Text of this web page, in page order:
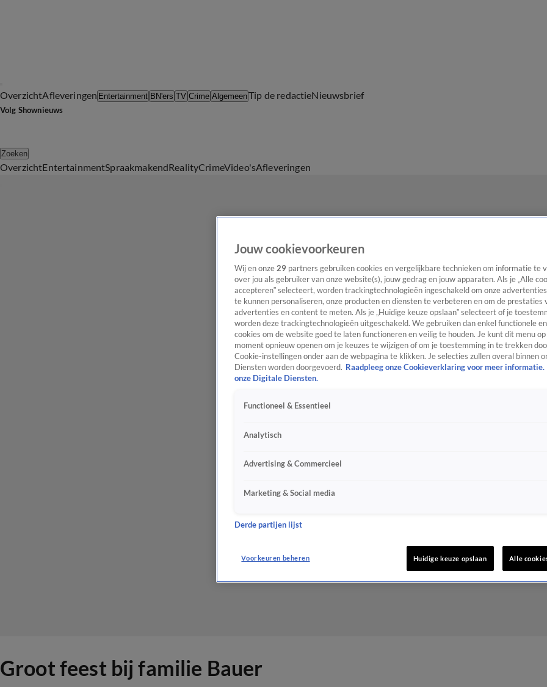
OverzichtAfleveringen Entertainment BN'ers TV Crime AlgemeenTip de redactieNieuwsbrief
Volg Shownieuws
Zoeken
OverzichtEntertainmentSpraakmakendRealityCrimeVideo'sAfleveringen
Groot feest bij familie Bauer
Jouw cookievoorkeuren
Wij en onze 29 partners gebruiken cookies en vergelijkbare technieken om informatie te
over jou als gebruiker van onze website(s), jouw gedrag en jouw apparaten. Als je „Alle
accepteren” selecteert, worden trackingtechnologieën ingeschakeld om onze
te kunnen personaliseren, onze producten en diensten te verbeteren en om de prestaties
advertenties en content te meten. Als je „Huidige keuze opslaan” selecteert of je
worden deze trackingtechnologieën uitgeschakeld. We gebruiken dan enkel functionele
cookies om de website goed te laten functioneren en veilig te houden. Je kunt dit menu
moment opnieuw openen om je keuzes te wijzigen of om je toestemming in te trekken
Cookie-instellingen onder aan de webpagina te klikken. Je selecties zullen overal binnen
Diensten worden doorgevoerd. Raadpleeg onze Cookieverklaring voor meer informatie.
onze Digitale Diensten.
Functioneel & Essentieel
Analytisch
Advertising & Commercieel
Marketing & Social media
Derde partijen lijst
Voorkeuren beheren Huidige keuze opslaan Alle